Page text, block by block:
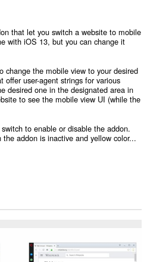
that let you switch a website to mobile
with iOS 13, but you can change it
change the mobile view to your desired
offer user-agent strings for various
desired one in the designated area in
to see the mobile view UI (while the
to enable or disable the addon.
addon is inactive and yellow color...